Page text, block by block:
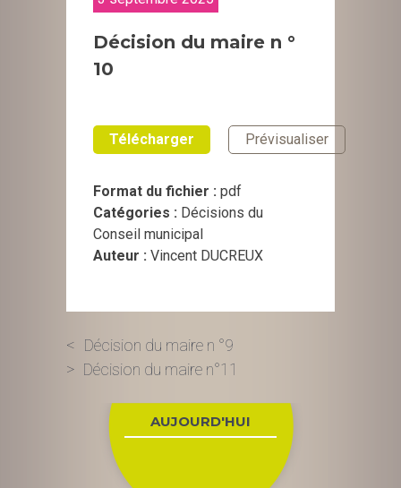
Décision du maire n °
10
Télécharger Prévisualiser
Format du fichier : pdf
Catégories : Décisions du
Conseil municipal
Auteur : Vincent DUCREUX
Navigation
de
l’article
Décision du maire n °9
Décision du maire n°11
AUJOURD'HUI